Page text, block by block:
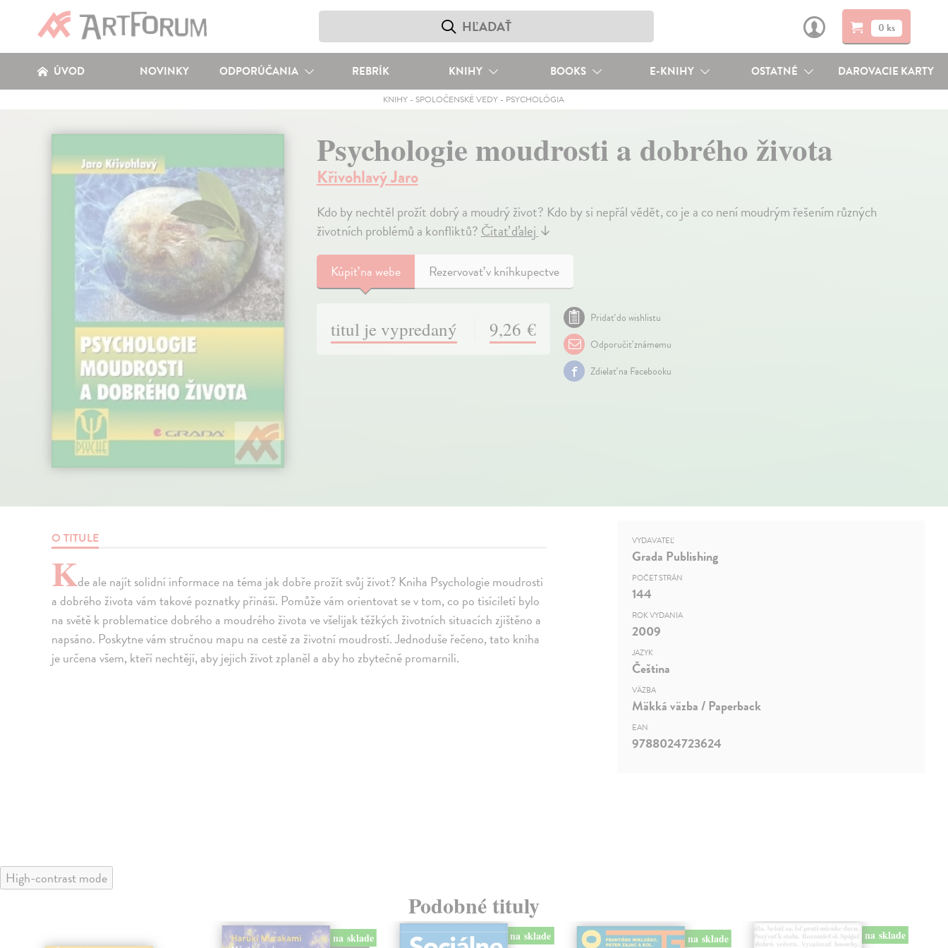
0 ks
ÚVOD NOVINKY ODPORÚČANIA REBRÍK KNIHY BOOKS E-KNIHY OSTATNÉ DAROVACIE KARTY
KNIHY - SPOLOČENSKÉ VEDY - PSYCHOLÓGIA
Psychologie moudrosti a dobrého života
Křivohlavý Jaro
Kdo by nechtěl prožít dobrý a moudrý život? Kdo by si nepřál vědět, co je a co není moudrým řešením různých
životních problémů a konfliktů?Čítať ďalej↓
Kúpiťna webe Rezervovať v kníhkupectve
titul je vypredaný 9,26 €
Pridať do wishlistu
Odporučiť známemu
Zdielať na Facebooku
O TITULE
Kde ale najít solidní informace na téma jak dobře prožít svůj život? Kniha Psychologie moudrosti
a dobrého života vám takové poznatky přináší. Pomůže vám orientovat se v tom, co po tisíciletí bylo
na světě k problematice dobrého a moudrého života ve všelijak těžkých životních situacích zjištěno a
napsáno. Poskytne vám stručnou mapu na cestě za životní moudrostí. Jednoduše řečeno, tato kniha
je určena všem, kteří nechtějí, aby jejich život zplaněl a aby ho zbytečně promarnili.
VYDAVATEĽ
Grada Publishing
POČET STRÁN
144
ROK VYDANIA
2009
JAZYK
Čeština
VÄZBA
Mäkká väzba / Paperback
EAN
9788024723624
High-contrast mode
Podobné tituly
na sklade
na sklade na sklade na sklade